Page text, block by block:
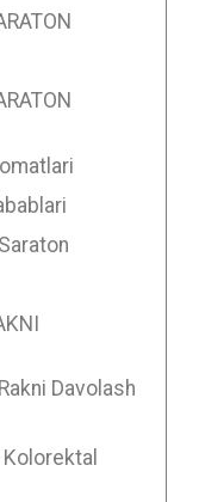
Davolash